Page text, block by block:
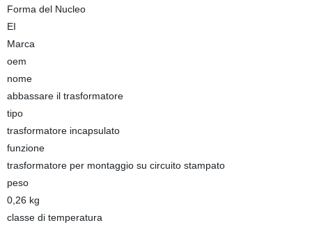
Forma del Nucleo
EI
Marca
oem
nome
abbassare il trasformatore
tipo
trasformatore incapsulato
funzione
trasformatore per montaggio su circuito stampato
peso
0,26 kg
classe di temperatura